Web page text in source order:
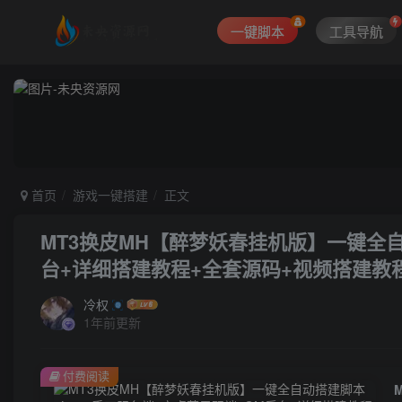
一键脚本 工具导航
首页 游戏一键搭建 正文
MT3换皮MH【醉梦妖春挂机版】一键
台+详细搭建教程+全套源码+视频搭建教
冷权
1年前更新
付费阅读